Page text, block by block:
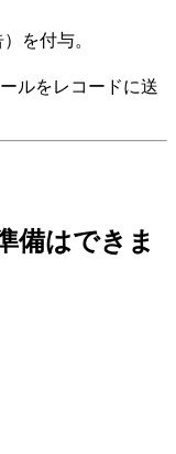
を付与。
ルをレコードに送
備はできま